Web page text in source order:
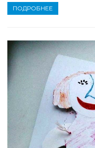
ПОДРОБНЕЕ